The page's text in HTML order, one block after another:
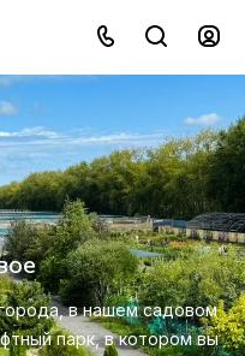
экологичную среду с
дизайна,
за растениями.